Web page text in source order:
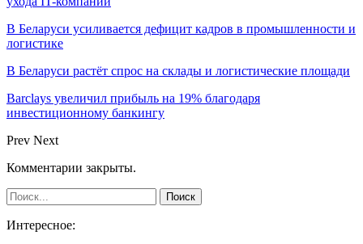
В Беларуси усиливается дефицит кадров в промышленности и
логистике
В Беларуси растёт спрос на склады и логистические площади
Barclays увеличил прибыль на 19% благодаря
инвестиционному банкингу
Prev Next
Комментарии закрыты.
Интересное: